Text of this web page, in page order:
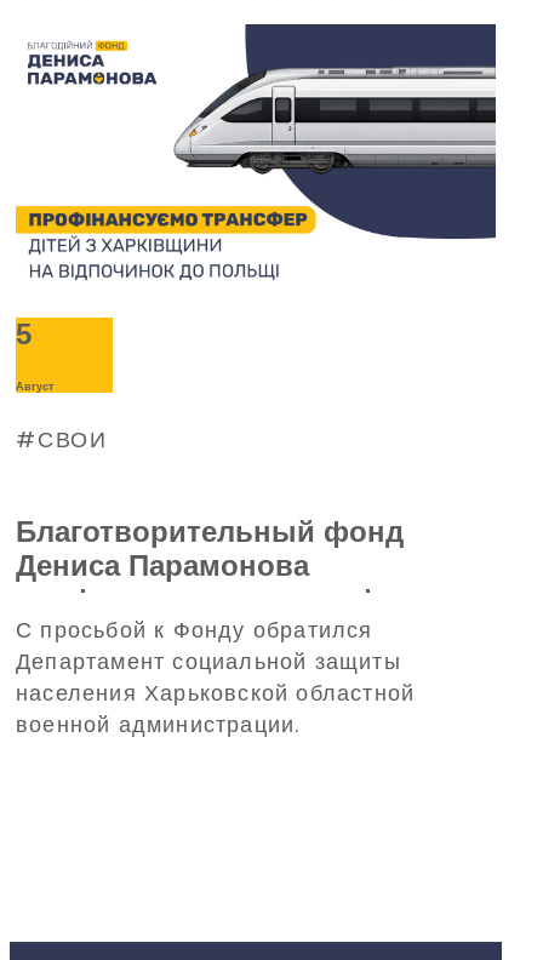
в критических ситуациях.
5
Август
СВОИ
Благотворительный фонд
Дениса Парамонова
профинансирует трансфер
детей из Харьковской области
на отдых в Польшу
С просьбой к Фонду обратился
Департамент социальной защиты
населения Харьковской областной
военной администрации.